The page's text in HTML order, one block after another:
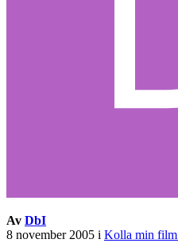
Av DbI
8 november 2005 i Kolla min